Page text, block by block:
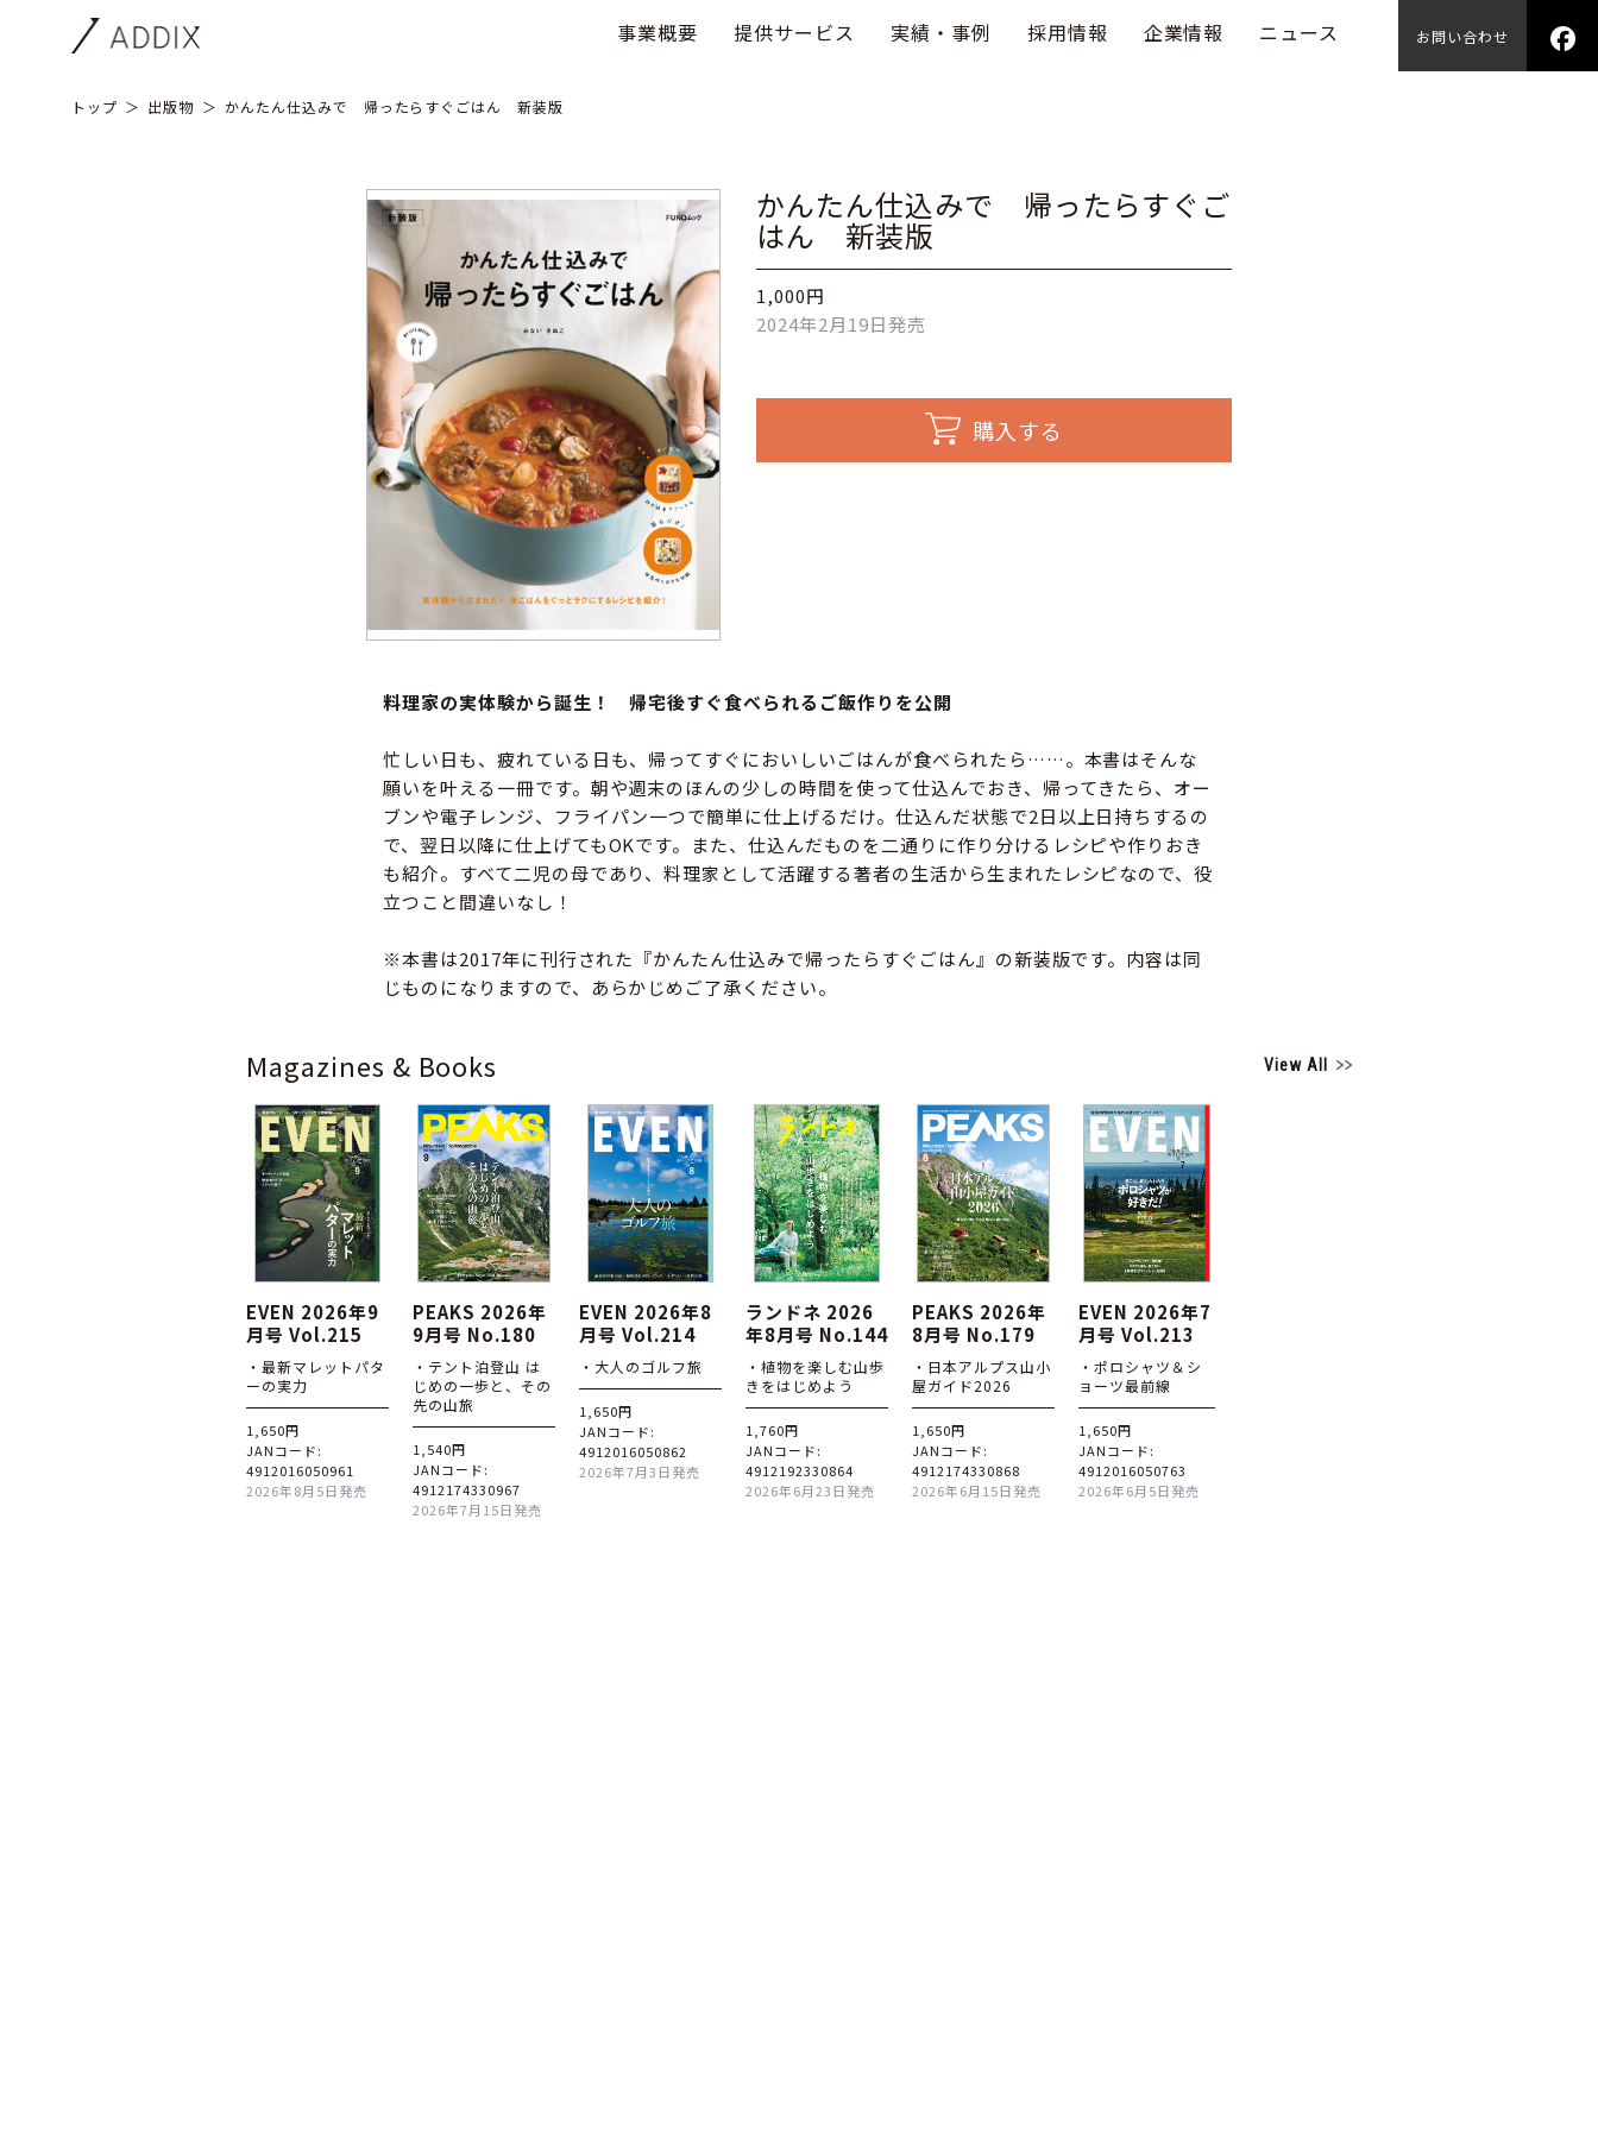
事業概要 提供サービス 実績・事例 採用情報 企業情報 ニュース お問い合わせ
トップ 出版物 かんたん仕込みで 帰ったらすぐごはん 新装版
かんたん仕込みで 帰ったらすぐご
はん 新装版
1,000円
2024年2月19日発売
購入する
料理家の実体験から誕生！ 帰宅後すぐ食べられるご飯作りを公開
忙しい日も、疲れている日も、帰ってすぐにおいしいごはんが食べられたら……。本書はそんな
願いを叶える一冊です。朝や週末のほんの少しの時間を使って仕込んでおき、帰ってきたら、オー
ブンや電子レンジ、フライパン一つで簡単に仕上げるだけ。仕込んだ状態で2日以上日持ちするの
で、翌日以降に仕上げてもOKです。また、仕込んだものを二通りに作り分けるレシピや作りおき
も紹介。すべて二児の母であり、料理家として活躍する著者の生活から生まれたレシピなので、役
立つこと間違いなし！
※本書は2017年に刊行された『かんたん仕込みで帰ったらすぐごはん』の新装版です。内容は同
じものになりますので、あらかじめご了承ください。
Magazines & Books View All
EVEN 2026年9
月号 Vol.215
・最新マレットパタ
ーの実力
1,650円
JANコード:
4912016050961
2026年8月5日発売
PEAKS 2026年
9月号 No.180
・テント泊登山 は
じめの一歩と、その
先の山旅
1,540円
JANコード:
4912174330967
2026年7月15日発売
EVEN 2026年8
月号 Vol.214
・大人のゴルフ旅
1,650円
JANコード:
4912016050862
2026年7月3日発売
ランドネ 2026
年8月号 No.144
・植物を楽しむ山歩
きをはじめよう
1,760円
JANコード:
4912192330864
2026年6月23日発売
PEAKS 2026年
8月号 No.179
・日本アルプス山小
屋ガイド2026
1,650円
JANコード:
4912174330868
2026年6月15日発売
EVEN 2026年7
月号 Vol.213
・ポロシャツ＆シ
ョーツ最前線
1,650円
JANコード:
4912016050763
2026年6月5日発売